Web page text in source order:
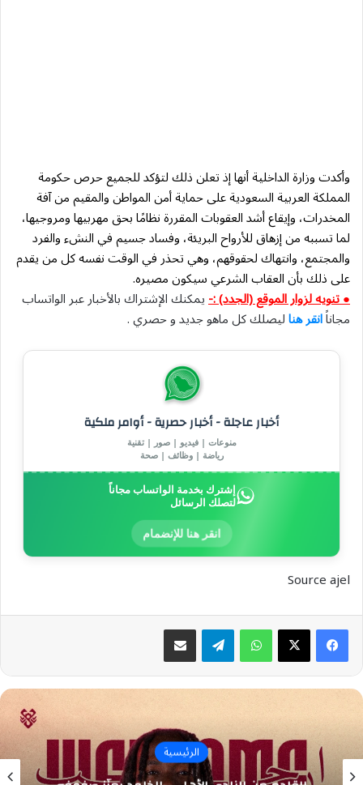
وأكدت وزارة الداخلية أنها إذ تعلن ذلك لتؤكد للجميع حرص حكومة
المملكة العربية السعودية على حماية أمن المواطن والمقيم من آفة
المخدرات، وإيقاع أشد العقوبات المقررة نظامًا بحق مهربيها ومروجيها،
لما تسببه من إزهاق للأرواح البريئة، وفساد جسيم في النشء والفرد
والمجتمع، وانتهاك لحقوقهم، وهي تحذر في الوقت نفسه كل من يقدم
على ذلك بأن العقاب الشرعي سيكون مصيره.
● تنويه لزوار الموقع (الجدد) :-يمكنك الإشتراك بالأخبار عبر الواتساب
مجاناًانقر هناليصلك كل ماهو جديد و حصري .
أخبار عاجلة - أخبار حصرية - أوامر ملكية
منوعات | فيديو | صور | تقنية
رياضة | وظائف | صحة
إشترك بخدمة الواتساب مجاناً
لتصلك الرسائل
انقر هنا للإنضمام
Source ajel
واتسابتيلقرام مشاركة عبر البريد
الرئيسية